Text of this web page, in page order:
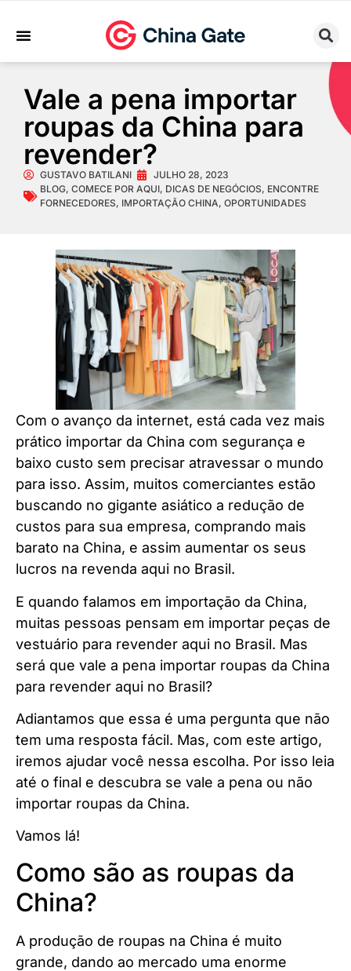
Vale a pena importar
roupas da China para
revender?
GUSTAVO BATILANI
JULHO 28, 2023
BLOG, COMECE POR AQUI, DICAS DE NEGÓCIOS, ENCONTRE
FORNECEDORES, IMPORTAÇÃO CHINA, OPORTUNIDADES
Com o avanço da internet, está cada vez mais
prático importar da China com segurança e
baixo custo sem precisar atravessar o mundo
para isso. Assim, muitos comerciantes estão
buscando no gigante asiático a redução de
custos para sua empresa, comprando mais
barato na China, e assim aumentar os seus
lucros na revenda aqui no Brasil.
E quando falamos em importação da China,
muitas pessoas pensam em importar peças de
vestuário para revender aqui no Brasil. Mas
será que vale a pena importar roupas da China
para revender aqui no Brasil?
Adiantamos que essa é uma pergunta que não
tem uma resposta fácil. Mas, com este artigo,
iremos ajudar você nessa escolha. Por isso leia
até o final e descubra se vale a pena ou não
importar roupas da China.
Vamos lá!
Como são as roupas da
China?
A produção de roupas na China é muito
grande, dando ao mercado uma enorme